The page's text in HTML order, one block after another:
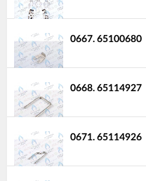
0667. 65100680
0668. 65114927
0671. 65114926